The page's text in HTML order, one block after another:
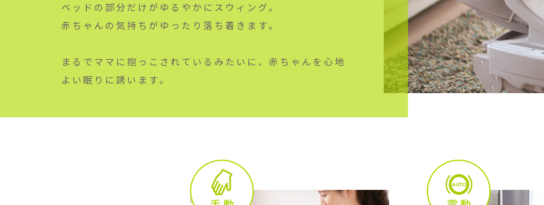
ベッドの部分だけがゆるやかにスウィング。
赤ちゃんの気持ちがゆったり落ち着きます。
まるでママに抱っこされているみたいに、赤ちゃんを心地
よい眠りに誘います。